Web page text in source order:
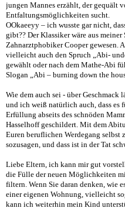
jungen Mannes erzählt, der gequält
Entfaltungsmöglichkeiten sucht.
OOkaeeyy – ich wusste gar nicht,
gibt?? Der Klassiker wäre aus
Zahnarztphobiker Cooper gewesen.
vielleicht auch den Spruch „Abi-
gewählt oder nach dem Mathe-Abi
Slogan „Abi – burning down the
Wie dem auch sei - über Geschmack
und ich weiß natürlich auch, dass
Erfüllung abseits des schnöden
Hasselhoff geschildert. Mit dem
Euren beruflichen Werdegang
sozusagen, und dass ist in der Tat
Liebe Eltern, ich kann mir gut
die Fülle der neuen Möglichkeiten
filtern. Wenn Sie daran denken, wie
einer eigenen Wohnung, vielleicht
kann ich weiterhin mein Kind